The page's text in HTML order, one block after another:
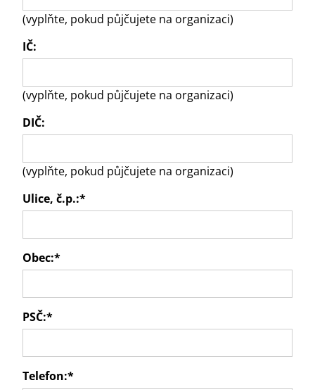
(vyplňte, pokud půjčujete na organizaci)
IČ:
(vyplňte, pokud půjčujete na organizaci)
DIČ:
(vyplňte, pokud půjčujete na organizaci)
Ulice, č.p.:*
Obec:*
PSČ:*
Telefon:*